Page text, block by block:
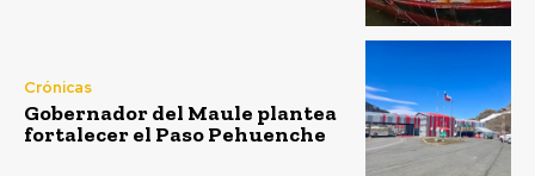
Crónicas
Gobernador del Maule plantea
fortalecer el Paso Pehuenche